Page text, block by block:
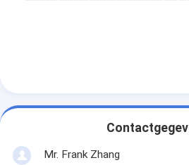
Mr. Frank Zhang